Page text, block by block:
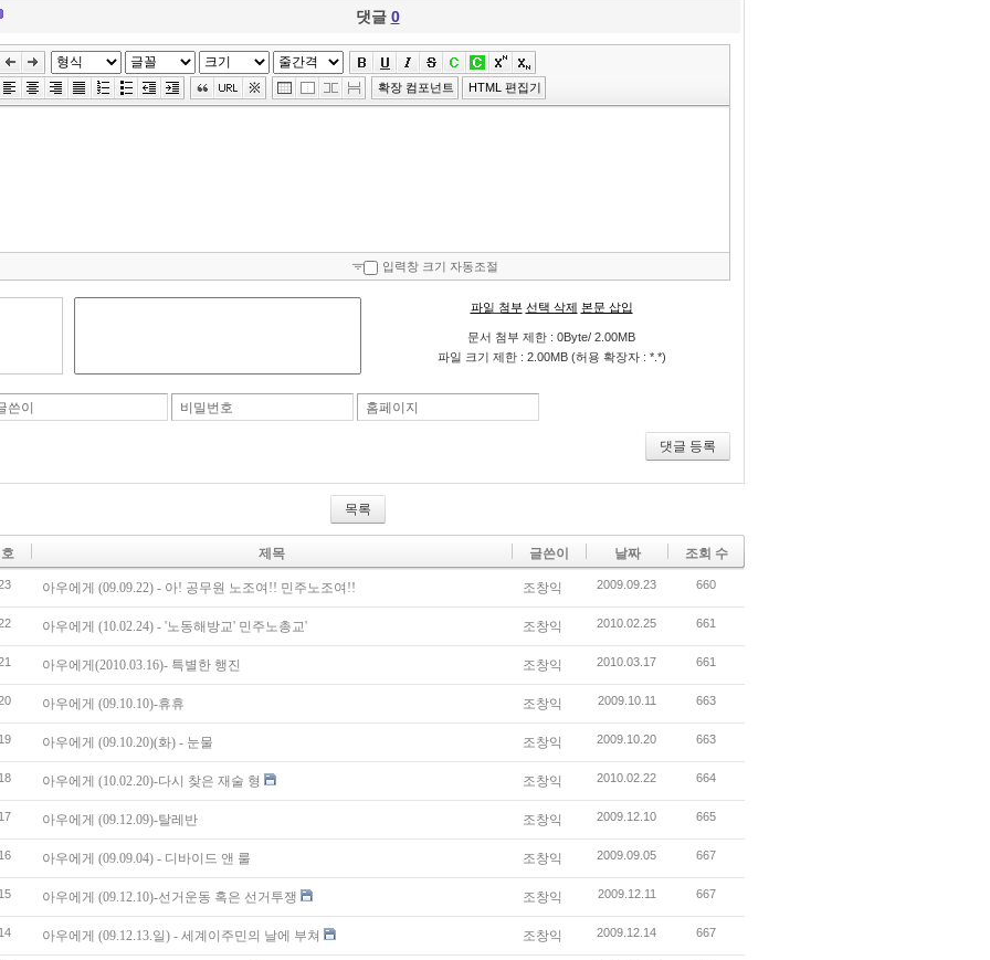
댓글 0
기
확장 컴포넌트 HTML 편집기
입력창 크기 자동조절
파일 첨부 선택 삭제 본문 삽입
문서 첨부 제한 : 0Byte/ 2.00MB
파일 크기 제한 : 2.00MB (허용 확장자 : *.*)
쓴이 비밀번호 홈페이지
댓글 등록
목록
제목 글쓴이 날짜 조회 수
아우에게 (09.09.22) - 아! 공무원 노조여!! 민주노조여!! 조창익 2009.09.23 660
아우에게 (10.02.24) - '노동해방교' 민주노총교' 조창익 2010.02.25 661
아우에게(2010.03.16)- 특별한 행진 조창익 2010.03.17 661
아우에게 (09.10.10)-휴휴 조창익 2009.10.11 663
아우에게 (09.10.20)(화) - 눈물 조창익 2009.10.20 663
아우에게 (10.02.20)-다시 찾은 재술 형 조창익 2010.02.22 664
아우에게 (09.12.09)-탈레반 조창익 2009.12.10 665
아우에게 (09.09.04) - 디바이드 앤 룰 조창익 2009.09.05 667
아우에게 (09.12.10)-선거운동 혹은 선거투쟁 조창익 2009.12.11 667
아우에게 (09.12.13.일) - 세계이주민의 날에 부쳐 조창익 2009.12.14 667